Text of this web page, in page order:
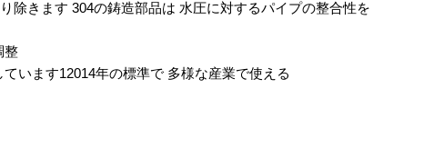
除きます 304の鋳造部品は 水圧に対するパイプの整合性を
整
います12014年の標準で 多様な産業で使える